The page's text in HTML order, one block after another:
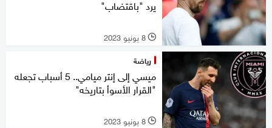
يرد "باقتضاب"
l 8 يونيو 2023
رياضة
ميسي إلى إنتر ميامي.. 5 أسباب تجعله
"القرار الأسوأ بتاريخه"
l 8 يونيو 2023